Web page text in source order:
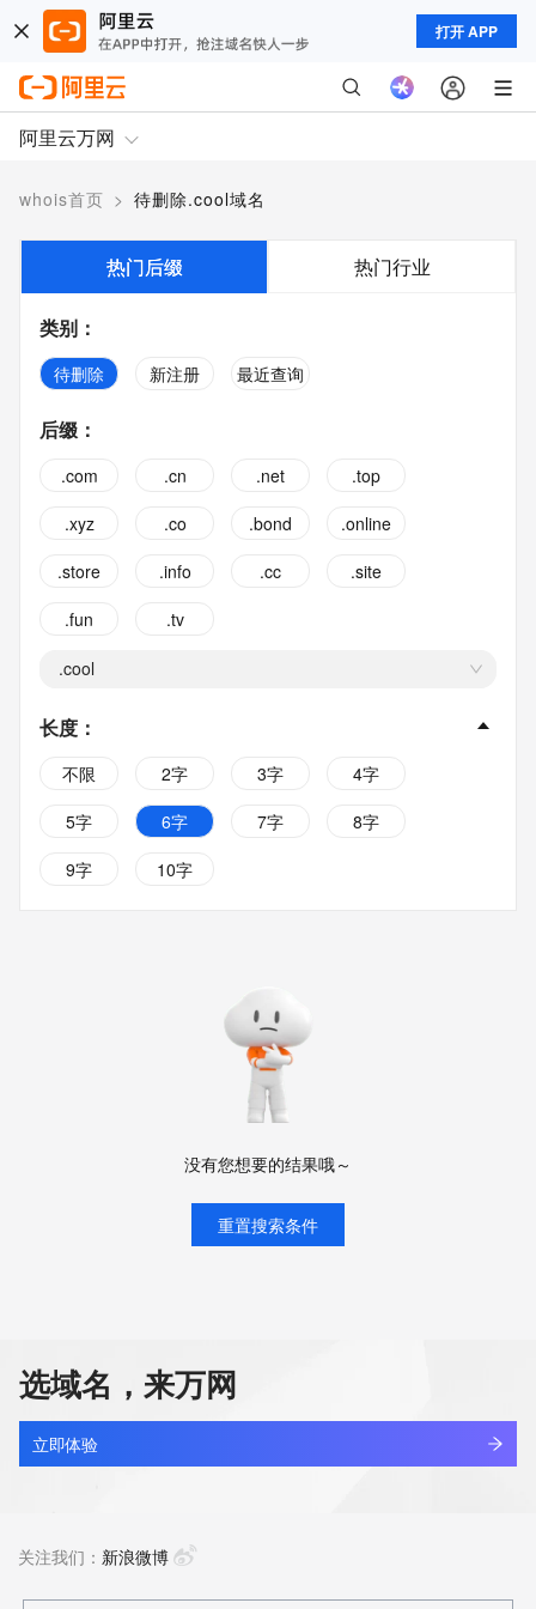
打开 APP
阿里云万网
whois首页 > 待删除.cool域名
热门后缀 热门行业
类别 ：
待删除 新注册 最近查询
后缀 ：
.com .cn .net
.top
.xyz
.co .bond
.online
.store
.info .cc
.site
.fun
.tv
.cool
长度 ：
不限 2字 3字
4字
5字
6字 7字
8字
9字
10字
没有您想要的结果哦～
重置搜索条件
选域名，来万网
立即体验
关注我们： 新浪微博